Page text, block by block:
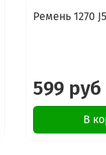
Ремень 1270
599 руб
В